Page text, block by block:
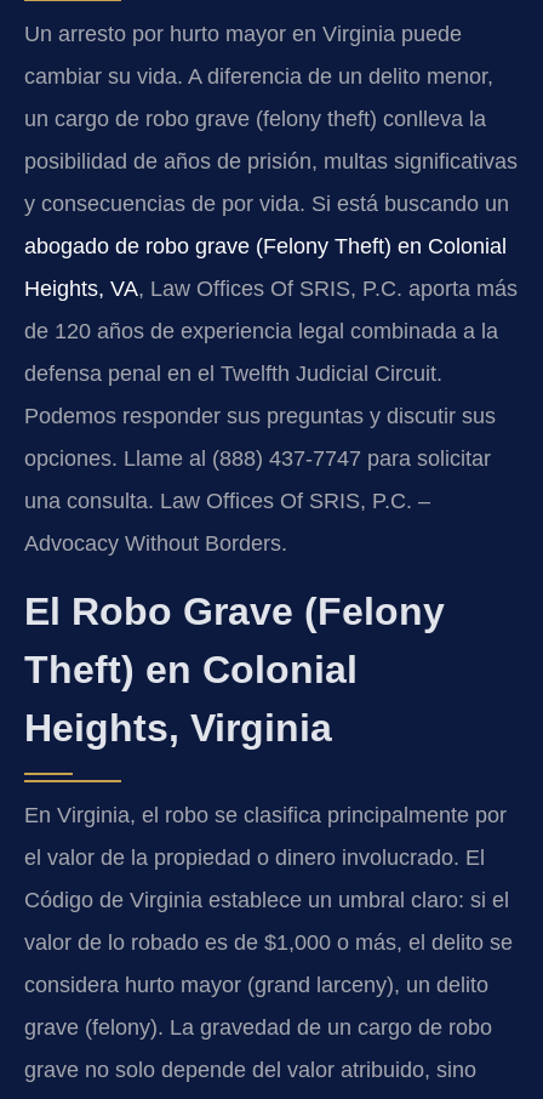
Un arresto por hurto mayor en Virginia puede
cambiar su vida. A diferencia de un delito menor,
un cargo de robo grave (felony theft) conlleva la
posibilidad de años de prisión, multas significativas
y consecuencias de por vida. Si está buscando un
abogado de robo grave (Felony Theft) en Colonial
Heights, VA, Law Offices Of SRIS, P.C. aporta más
de 120 años de experiencia legal combinada a la
defensa penal en el Twelfth Judicial Circuit.
Podemos responder sus preguntas y discutir sus
opciones. Llame al (888) 437-7747 para solicitar
una consulta. Law Offices Of SRIS, P.C. –
Advocacy Without Borders.
El Robo Grave (Felony
Theft) en Colonial
Heights, Virginia
En Virginia, el robo se clasifica principalmente por
el valor de la propiedad o dinero involucrado. El
Código de Virginia establece un umbral claro: si el
valor de lo robado es de $1,000 o más, el delito se
considera hurto mayor (grand larceny), un delito
grave (felony). La gravedad de un cargo de robo
grave no solo depende del valor atribuido, sino